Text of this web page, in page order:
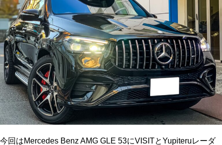
今回はMercedes Benz AMG GLE 53にVISITとYupiteruレーダ